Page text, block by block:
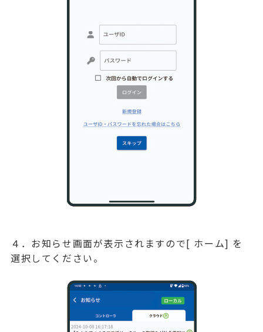
４．お知らせ画面が表示されますので[ ホーム] を
選択してください。